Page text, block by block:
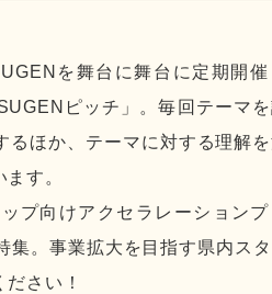
を舞台に舞台に定期開催
ピッチ」。毎回テーマを
ほか、テーマに対する理解
す。
プ向けアクセラレーションプ
集。事業拡大を目指す県内ス
さい！